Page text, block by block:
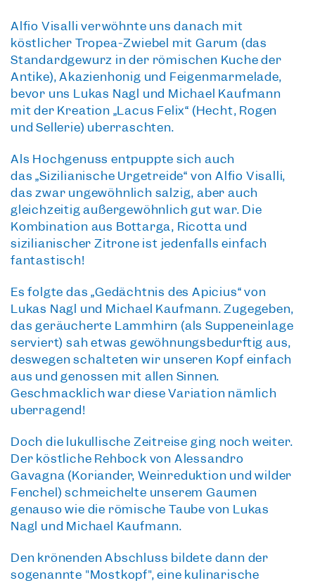
Alfio Visalli verwöhnte uns danach mit
köstlicher Tropea-Zwiebel mit Garum (das
Standardgewürz in der römischen Küche der
Antike), Akazienhonig und Feigenmarmelade,
bevor uns Lukas Nagl und Michael Kaufmann
mit der Kreation „Lacus Felix“ (Hecht, Rogen
und Sellerie) überraschten.
Als Hochgenuss entpuppte sich auch
das „Sizilianische Urgetreide“ von Alfio Visalli,
das zwar ungewöhnlich salzig, aber auch
gleichzeitig außergewöhnlich gut war. Die
Kombination aus Bottarga, Ricotta und
sizilianischer Zitrone ist jedenfalls einfach
fantastisch!
Es folgte das „Gedächtnis des Apicius“von
Lukas Nagl und Michael Kaufmann. Zugegeben,
das geräucherte Lammhirn (als Suppeneinlage
serviert) sah etwas gewöhnungsbedürftig aus,
deswegen schalteten wir unseren Kopf einfach
aus und genossen mit allen Sinnen.
Geschmacklich war diese Variation nämlich
überragend!
Doch die lukullische Zeitreise ging noch weiter.
Der köstliche Rehbock von Alessandro
Gavagna (Koriander, Weinreduktion und wilder
Fenchel) schmeichelte unserem Gaumen
genauso wie die römische Taube von Lukas
Nagl und Michael Kaufmann.
Den krönenden Abschluss bildete dann der
sogenannte "Mostkopf", eine kulinarische